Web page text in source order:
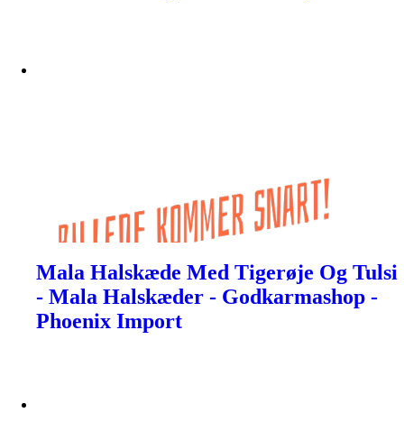
Mala Halskæde Med Tigerøje Og Tulsi
- Mala Halskæder - Godkarmashop -
Phoenix Import